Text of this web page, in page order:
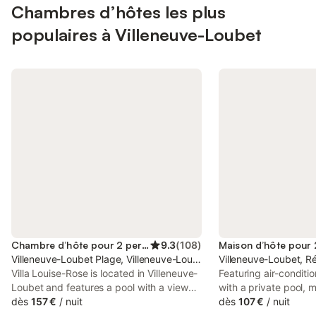
Chambres d’hôtes les plus
populaires à Villeneuve-Loubet
Chambre d’hôte pour 2 personnes 9.3(108)
Villeneuve-Loubet Plage, Villeneuve-Loubet
Villa Louise-Rose is located in Villeneuve-
Loubet and features a pool with a view
and lake views. The property has pool
dès 157 € / nuit
Villeneuve-Loubet,
Featuring air-
with a private pool,
balcony, Suite
dès 107 € / nuit